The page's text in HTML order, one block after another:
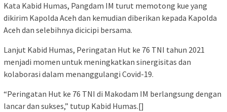
Kata Kabid Humas, Pangdam IM turut memotong kue yang
dikirim Kapolda Aceh dan kemudian diberikan kepada Kapolda
Aceh dan selebihnya dicicipi bersama.
Lanjut Kabid Humas, Peringatan Hut ke 76 TNI tahun 2021
menjadi momen untuk meningkatkan sinergisitas dan
kolaborasi dalam menanggulangi Covid-19.
“Peringatan Hut ke 76 TNI di Makodam IM berlangsung dengan
lancar dan sukses,” tutup Kabid Humas.[]